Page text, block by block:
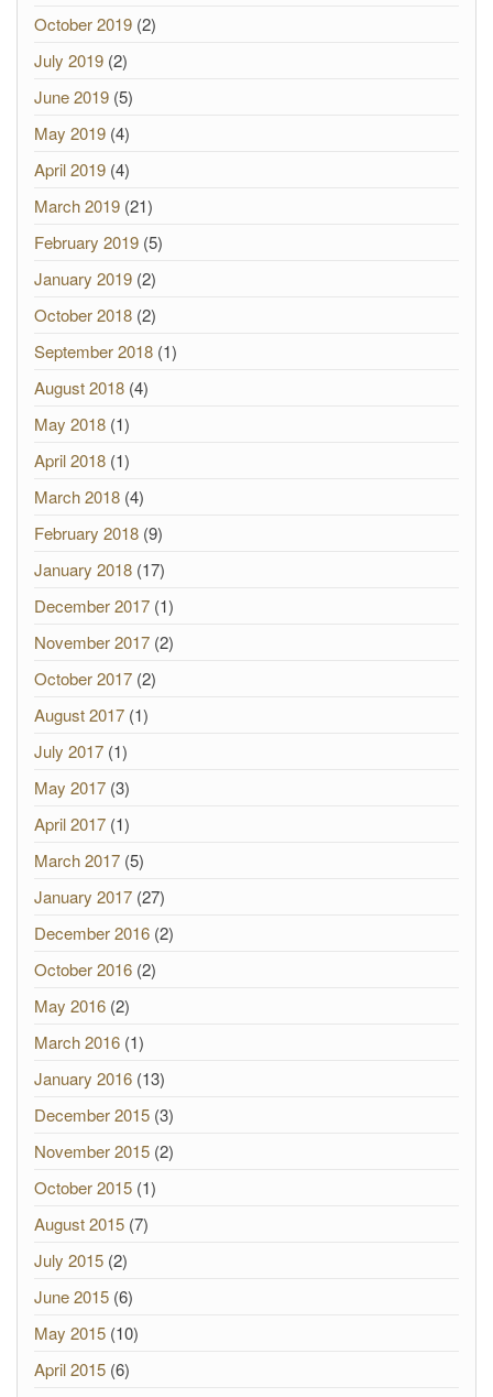
October 2019 (2)
July 2019 (2)
June 2019 (5)
May 2019 (4)
April 2019 (4)
March 2019 (21)
February 2019 (5)
January 2019 (2)
October 2018 (2)
September 2018 (1)
August 2018 (4)
May 2018 (1)
April 2018 (1)
March 2018 (4)
February 2018 (9)
January 2018 (17)
December 2017 (1)
November 2017 (2)
October 2017 (2)
August 2017 (1)
July 2017 (1)
May 2017 (3)
April 2017 (1)
March 2017 (5)
January 2017 (27)
December 2016 (2)
October 2016 (2)
May 2016 (2)
March 2016 (1)
January 2016 (13)
December 2015 (3)
November 2015 (2)
October 2015 (1)
August 2015 (7)
July 2015 (2)
June 2015 (6)
May 2015 (10)
April 2015 (6)